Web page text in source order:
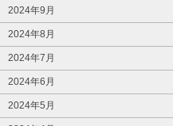
2024年9月
2024年8月
2024年7月
2024年6月
2024年5月